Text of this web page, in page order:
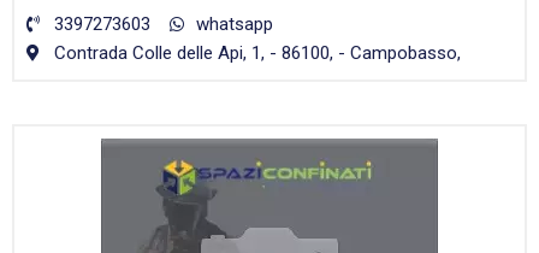
3397273603
whatsapp
Contrada Colle delle Api, 1, - 86100, - Campobasso,